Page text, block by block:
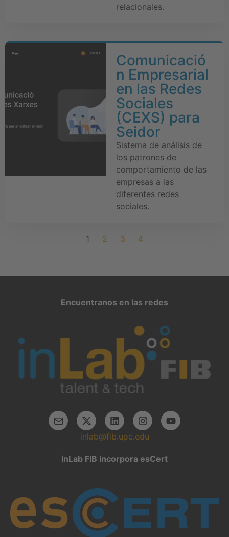
relacionales.
Comunicació
n Empresarial
en las Redes
Sociales
(CEXS) para
Seidor
Sistema de análisis de
los patrones de
comportamiento de las
empresas a las
diferentes redes
sociales.
1 2 3 4
Encuentranos en las redes
inlab@fib.upc.edu
inLab FIB incorpora esCert